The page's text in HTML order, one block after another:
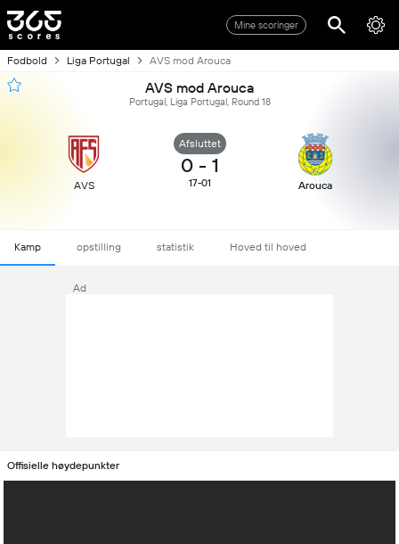
Mine scoringer
Fodbold Liga Portugal AVS mod Arouca
AVS mod Arouca
Portugal, Liga Portugal, Round 18
AVS
Afsluttet
0 - 1
17-01 Arouca
Kamp opstilling statistik Hoved til hoved
Ad
Offisielle høydepunkter